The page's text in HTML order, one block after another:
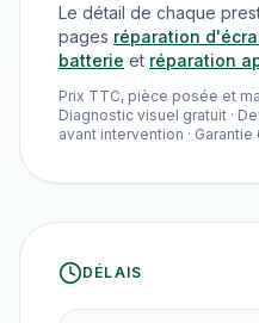
Le détail de chaque
pages réparation
batterie et réparation
Prix TTC, pièce posée et
Diagnostic visuel gratuit ·
avant intervention ·
DÉLAIS